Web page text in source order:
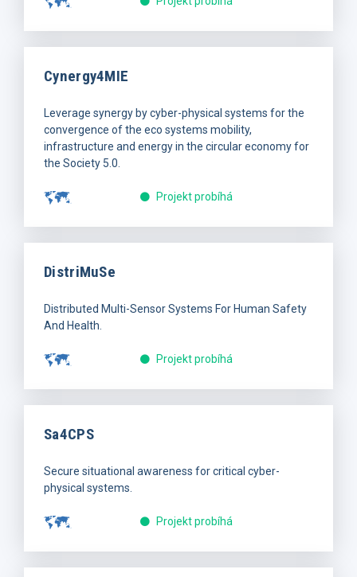
Cynergy4MIE
Leverage synergy by cyber-physical systems for the
convergence of the eco systems mobility,
infrastructure and energy in the circular economy for
the Society 5.0.
Projekt probíhá
DistriMuSe
Distributed Multi-Sensor Systems For Human Safety
And Health.
Projekt probíhá
Sa4CPS
Secure situational awareness for critical cyber-
physical systems.
Projekt probíhá